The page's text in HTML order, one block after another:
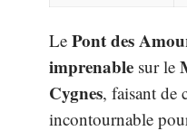
Le Pont des
imprenable sur le
Cygnes, faisant de
incontournable